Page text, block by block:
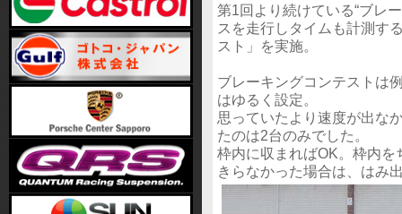
第1回より続けている“ブレ
スを走行しタイムも計測す
スト」を実施。
ブレーキングコンテストは
はゆるく設定。
思っていたより速度が出な
たのは2台のみでした。
枠内に収まればOK。枠内
きらなかった場合は、はみ